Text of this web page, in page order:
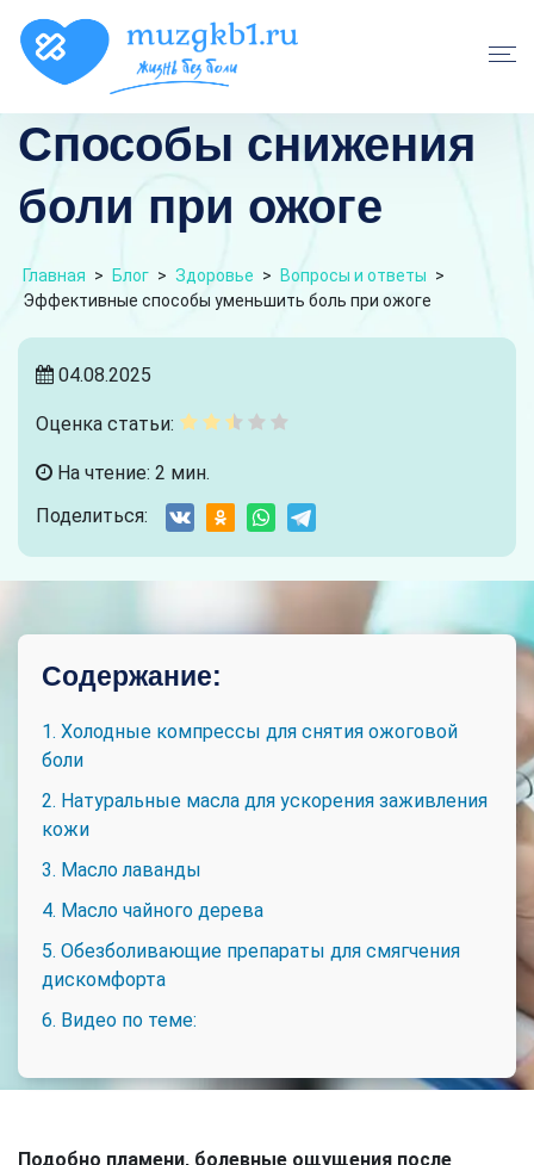
Способы снижения
боли при ожоге
Главная > Блог > Здоровье > Вопросы и ответы >
Эффективные способы уменьшить боль при ожоге
04.08.2025
Оценка статьи:
На чтение: 2 мин.
Поделиться:
Содержание:
1. Холодные компрессы для снятия ожоговой
боли
2. Натуральные масла для ускорения заживления
кожи
3. Масло лаванды
4. Масло чайного дерева
5. Обезболивающие препараты для смягчения
дискомфорта
6. Видео по теме:
Подобно пламени, болевные ощущения после